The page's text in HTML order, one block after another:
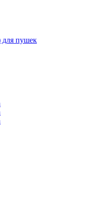
для пушек